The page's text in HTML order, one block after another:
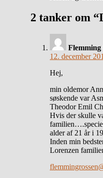
2 tanker om
Flemming
12. december
Hej,
min oldemor
søskende var
Theodor Emil
Hvis der skulle
alder af 21 år i
Inden min
Lorenzen